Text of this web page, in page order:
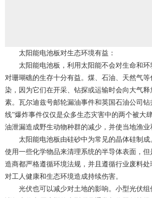
太阳能电池板对生态环境有益：
太阳能电池板，利用太阳能不会对生命和
对珊瑚礁的生存十分有益。煤、石油、天然气
染，因为它们在开采、钻探或运输时会向大气
素。瓦尔迪兹号邮轮漏油事件和英国石油公司钻
线”爆炸事件仅仅是众多生态灾害中的两个被大
油泄漏造成野生动物种群的减少，并使当地渔业
太阳能电池板由硅砂中为常见的晶体硅制成
使用一些化学物品来清理系统的半导体表面，但
造商都严格遵循环境法规，并且遵循行业废料
对工人健康和生态环境造成持续伤害。
光伏也可以减少对土地的影响。小型光伏组